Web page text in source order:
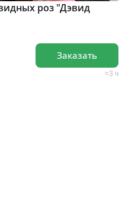
роз "Дэвид
3 ч
Заказать